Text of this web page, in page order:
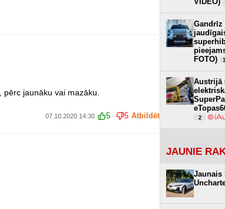
jaunāku vai mazāku.
07.10.2020 14:30 5 5 Atbildēt
Gandrīz
FOTO)
Austrijā
2
JAUNIE
Jaunais